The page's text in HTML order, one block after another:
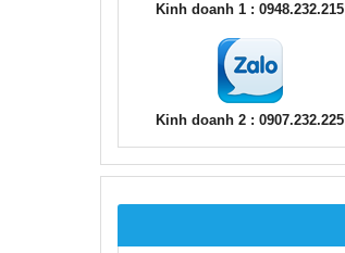
Kinh doanh 1 : 0948.232.215
Kinh doanh 2 : 0907.232.225